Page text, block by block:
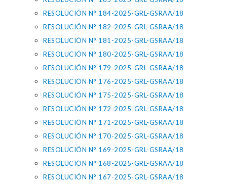
RESOLUCIÓN N° 184-2025-GRL-GSRAA/18
RESOLUCIÓN N° 182-2025-GRL-GSRAA/18
RESOLUCIÓN N° 181-2025-GRL-GSRAA/18
RESOLUCIÓN N° 180-2025-GRL-GSRAA/18
RESOLUCIÓN N° 179-2025-GRL-GSRAA/18
RESOLUCIÓN N° 176-2025-GRL-GSRAA/18
RESOLUCIÓN N° 175-2025-GRL-GSRAA/18
RESOLUCIÓN N° 172-2025-GRL-GSRAA/18
RESOLUCIÓN N° 171-2025-GRL-GSRAA/18
RESOLUCIÓN N° 170-2025-GRL-GSRAA/18
RESOLUCIÓN N° 169-2025-GRL-GSRAA/18
RESOLUCIÓN N° 168-2025-GRL-GSRAA/18
RESOLUCIÓN N° 167-2025-GRL-GSRAA/18